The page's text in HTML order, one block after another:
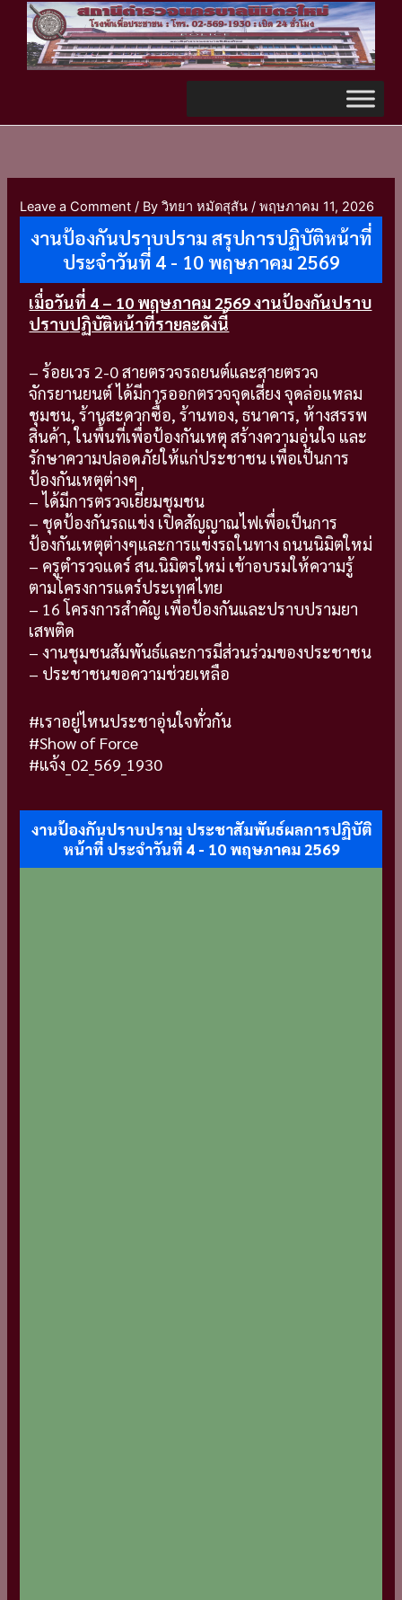
content
Leave a Comment / Byวิทยา หมัดสุสัน/พฤษภาคม 11, 2026
งานป้องกันปราบปราม สรุปการปฏิบัติหน้าที่
ประจำวันที่ 4 - 10 พฤษภาคม 2569
เมื่อวันที่ 4 – 10 พฤษภาคม 2569 งานป้องกันปราบ
ปราบปฏิบัติหน้าที่รายละดังนี้
– ร้อยเวร 2-0 สายตรวจรถยนต์และสายตรวจ
จักรยานยนต์ ได้มีการออกตรวจจุดเสี่ยง จุดล่อแหลม
ชุมชน, ร้านสะดวกซื้อ, ร้านทอง, ธนาคาร, ห้างสรรพ
สินค้า, ในพื้นที่เพื่อป้องกันเหตุ สร้างความอุ่นใจ และ
รักษาความปลอดภัยให้แก่ประชาชน เพื่อเป็นการ
ป้องกันเหตุต่างๆ
– ได้มีการตรวจเยี่ยมชุมชน
– ชุดป้องกันรถแข่ง เปิดสัญญาณไฟเพื่อเป็นการ
ป้องกันเหตุต่างๆและการแข่งรถในทาง ถนนนิมิตใหม่
– ครูตำรวจแดร์ สน.นิมิตรใหม่ เข้าอบรมให้ความรู้
ตามโครงการแดร์ประเทศไทย
– 16 โครงการสำคัญ เพื่อป้องกันและปราบปรามยา
เสพติด
– งานชุมชนสัมพันธ์และการมีส่วนร่วมของประชาชน
– ประชาชนขอความช่วยเหลือ
#เราอยู่ไหนประชาอุ่นใจทั่วกัน
#Show of Force
#แจ้ง_02_569_1930
งานป้องกันปราบปราม ประชาสัมพันธ์ผลการปฏิบัติ
หน้าที่ ประจำวันที่ 4 - 10 พฤษภาคม 2569
TikTok